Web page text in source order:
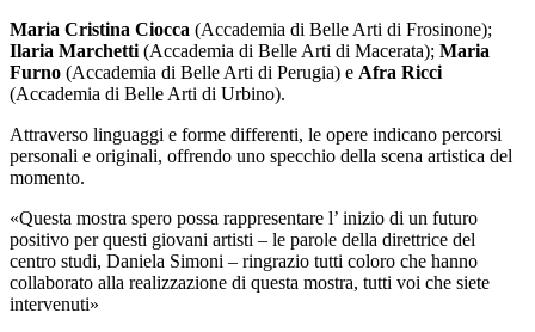
Maria Cristina Ciocca (Accademia di Belle Arti di Frosinone);
Ilaria Marchetti (Accademia di Belle Arti di Macerata); Maria
Furno (Accademia di Belle Arti di Perugia) e Afra Ricci
(Accademia di Belle Arti di Urbino).
Attraverso linguaggi e forme differenti, le opere indicano percorsi
personali e originali, offrendo uno specchio della scena artistica del
momento.
«Questa mostra spero possa rappresentare l’ inizio di un futuro
positivo per questi giovani artisti – le parole della direttrice del
centro studi, Daniela Simoni – ringrazio tutti coloro che hanno
collaborato alla realizzazione di questa mostra, tutti voi che siete
intervenuti»